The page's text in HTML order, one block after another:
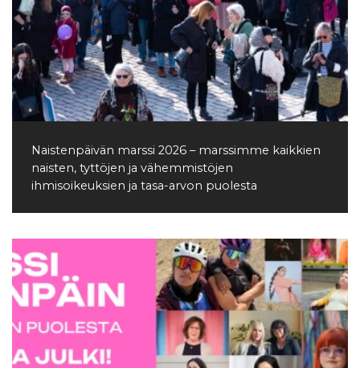
Naistenpäivän marssi 2026 – marssimme kaikkien
naisten, tyttöjen ja vähemmistöjen
ihmisoikeuksien ja tasa-arvon puolesta